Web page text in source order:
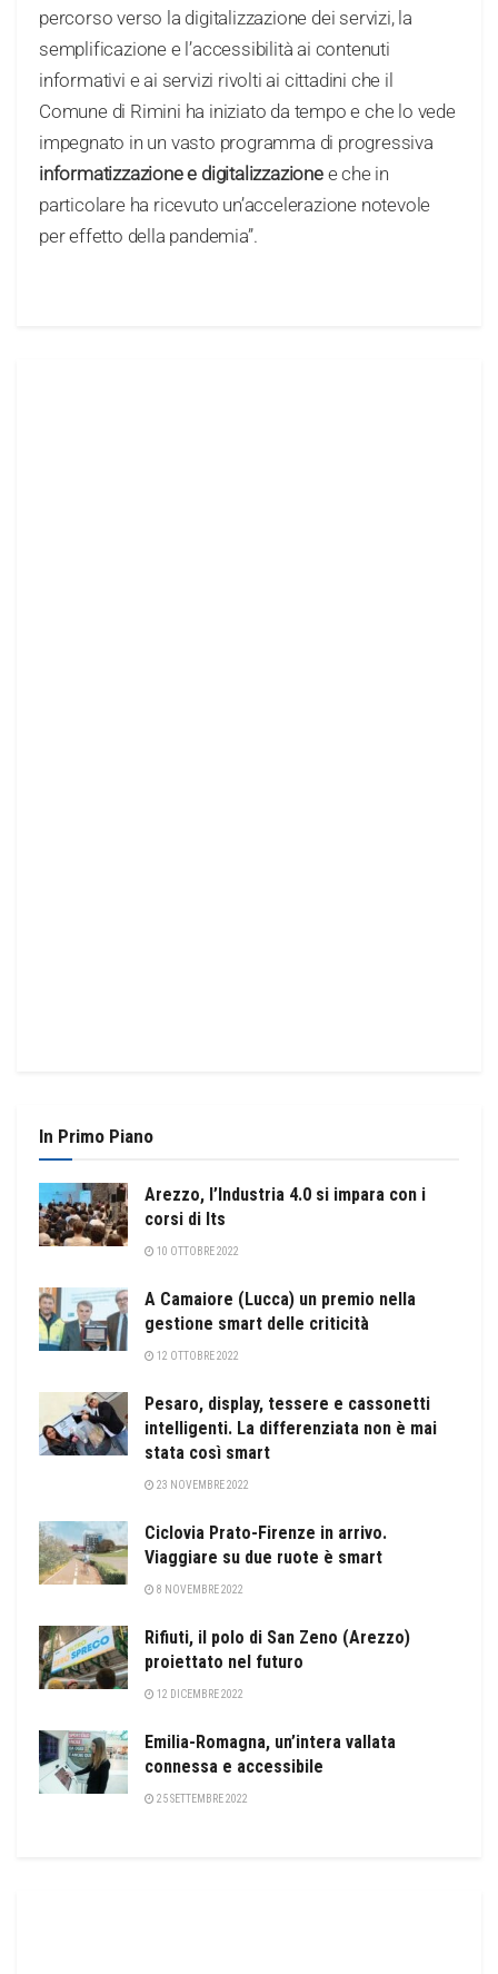
percorso verso la digitalizzazione dei servizi, la
semplificazione e l’accessibilità ai contenuti
informativi e ai servizi rivolti ai cittadini che il
Comune di Rimini ha iniziato da tempo e che lo vede
impegnato in un vasto programma di progressiva
informatizzazione e digitalizzazionee che in
particolare ha ricevuto un’accelerazione notevole
per effetto della pandemia”.
In Primo Piano
Arezzo, l’Industria 4.0 si impara con i
corsi di Its
10 OTTOBRE 2022
A Camaiore (Lucca) un premio nella
gestione smart delle criticità
12 OTTOBRE 2022
Pesaro, display, tessere e cassonetti
intelligenti. La differenziata non è mai
stata così smart
23 NOVEMBRE 2022
Ciclovia Prato-Firenze in arrivo.
Viaggiare su due ruote è smart
8 NOVEMBRE 2022
Rifiuti, il polo di San Zeno (Arezzo)
proiettato nel futuro
12 DICEMBRE 2022
Emilia-Romagna, un’intera vallata
connessa e accessibile
25 SETTEMBRE 2022